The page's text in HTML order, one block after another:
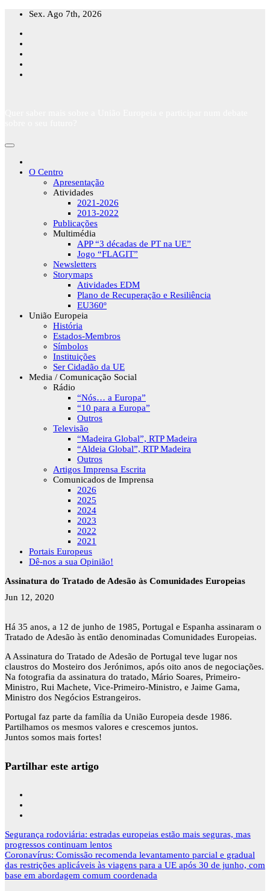
Skip
content
Sex. Ago 7th, 2026
O Centro
Apresentação
Atividades
2021-2026
2013-2022
Publicações
Multimédia
APP “3 décadas de PT na UE”
Jogo “FLAGIT”
Newsletters
Storymaps
Atividades EDM
Plano de Recuperação e Resiliência
EU360º
União Europeia
História
Estados-Membros
Símbolos
Instituições
Ser Cidadão da UE
Media / Comunicação Social
Rádio
“Nós… a Europa”
“10 para a Europa”
Outros
Televisão
“Madeira Global”, RTP Madeira
“Aldeia Global”, RTP Madeira
Outros
Artigos Imprensa Escrita
Comunicados de Imprensa
2026
2025
2024
2023
2022
2021
Portais Europeus
Dê-nos a sua Opinião!
Assinatura do Tratado de Adesão às Comunidades Europeias
Jun 12, 2020
Há 35 anos, a 12 de junho de 1985, Portugal e Espanha assinaram o
Tratado de Adesão às então denominadas Comunidades Europeias.
A Assinatura do Tratado de Adesão de Portugal teve lugar nos
claustros do Mosteiro dos Jerónimos, após oito anos de negociações.
Na fotografia da assinatura do tratado, Mário Soares, Primeiro-
Ministro, Rui Machete, Vice-Primeiro-Ministro, e Jaime Gama,
Ministro dos Negócios Estrangeiros.
Portugal faz parte da família da União Europeia desde 1986.
Partilhamos os mesmos valores e crescemos juntos.
Juntos somos mais fortes!
Partilhar este artigo
Navegação
de
artigos
Segurança rodoviária: estradas europeias estão mais seguras, mas
progressos continuam lentos
Coronavírus: Comissão recomenda levantamento parcial e gradual
das restrições aplicáveis às viagens para a UE após 30 de junho, com
base em abordagem comum coordenada